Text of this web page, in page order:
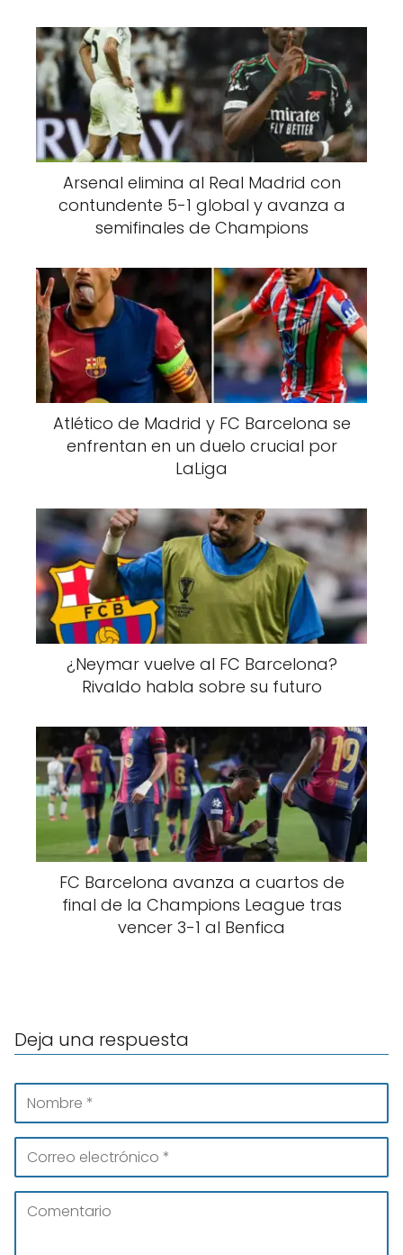
Arsenal elimina al Real Madrid con
contundente 5-1 global y avanza a
semifinales de Champions
Atlético de Madrid y FC Barcelona se
enfrentan en un duelo crucial por
LaLiga
¿Neymar vuelve al FC Barcelona?
Rivaldo habla sobre su futuro
FC Barcelona avanza a cuartos de
final de la Champions League tras
vencer 3-1 al Benfica
Deja una respuesta